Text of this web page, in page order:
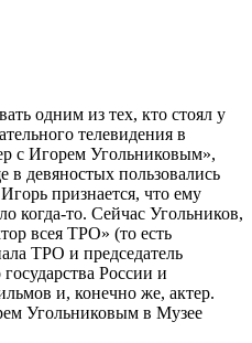
одним из тех, кто стоял у
телевидения в
с Игорем Угольниковым»,
девяностых пользовались
признается, что ему
когда-то. Сейчас Угольников,
всея ТРО» (то есть
ТРО и председатель
России и
и, конечно же, актер.
Угольниковым в Музее